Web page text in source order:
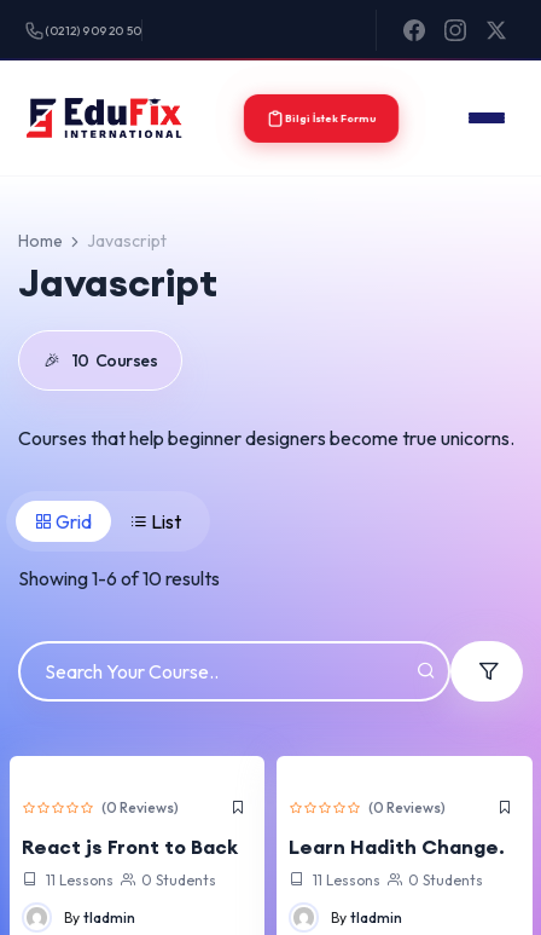
(0212) 909 20 50
Bilgi İstek Formu
Home Javascript
Javascript
🎉 10 Courses
Courses that help beginner designers become true unicorns.
Grid List
Showing1-6 of10 results
(0 Reviews)
React js Front to Back
11 Lessons 0 Students
By tladmin
(0 Reviews)
Learn Hadith Change.
11 Lessons 0 Students
By tladmin